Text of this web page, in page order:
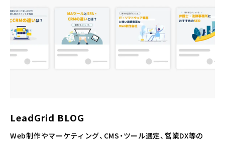
LeadGrid BLOG
Web制作やマーケティング、CMS・ツール選定、営業DX等の